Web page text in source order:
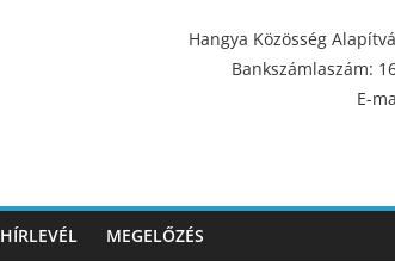
Hangya Közösség
Bankszámlaszám:
E-
HÍRLEVÉL MEGELŐZÉS